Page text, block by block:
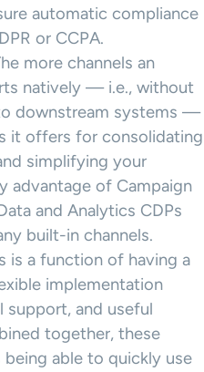
automatic compliance
or CCPA.
more channels an
natively — i.e., without
downstream systems —
it offers for consolidating
simplifying your
advantage of Campaign
and Analytics CDPs
built-in channels.
is a function of having a
implementation
support, and useful
together, these
able to quickly use